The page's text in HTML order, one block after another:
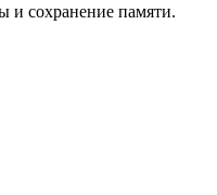
и сохранение памяти.